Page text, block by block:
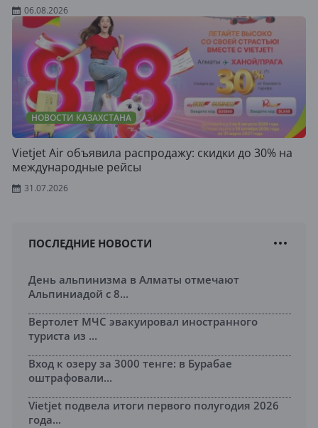
06.08.2026
НОВОСТИ КАЗАХСТАНА
Vietjet Air объявила распродажу: скидки до 30% на
международные рейсы
31.07.2026
ПОСЛЕДНИЕ НОВОСТИ
День альпинизма в Алматы отмечают
Альпиниадой с 8...
Вертолет МЧС эвакуировал иностранного
туриста из ...
Вход к озеру за 3000 тенге: в Бурабае
оштрафовали...
Vietjet подвела итоги первого полугодия 2026
года...